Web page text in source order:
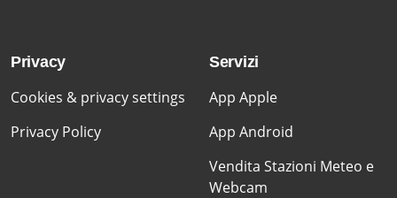
Privacy
Cookies & privacy settings
Privacy Policy
Servizi
App Apple
App Android
Vendita Stazioni Meteo e
Webcam